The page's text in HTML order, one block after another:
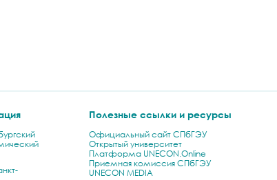
Полезные ссылки и ресурсы
Официальный сайт СПбГЭУ
Открытый университет
Платформа UNECON.Online
Приемная комиссия СПбГЭУ
UNECON MEDIA